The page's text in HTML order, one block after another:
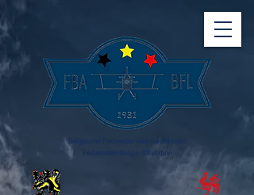
Fédération Belge d'Aviation
Belgische Federatie voor Luchtvaart